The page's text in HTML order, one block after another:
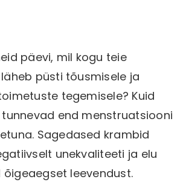
päevi, mil kogu teie
püsti tõusmisele ja
tegemisele? Kuid
end menstruatsiooni
Sagedased krambid
unekvaliteeti ja elu
õigeaegset leevendust.